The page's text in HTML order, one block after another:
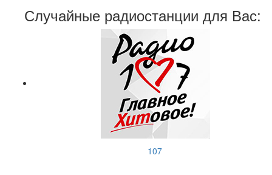
Случайные радиостанции для Вас:
107